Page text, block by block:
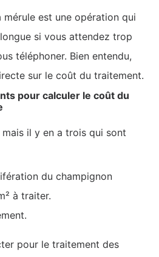
est une opération qui
si vous attendez trop
téléphoner. Bien entendu,
sur le coût du traitement.
pour calculer le coût du
il y en a trois qui sont
du champignon
à traiter.
pour le traitement des